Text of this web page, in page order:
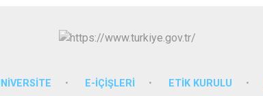
E-İÇİŞLERİ ETİK KURULU